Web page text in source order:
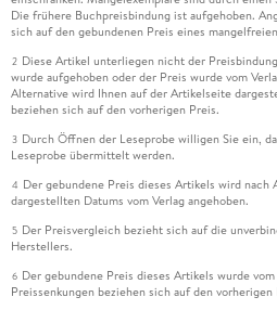
Die frühere Buchpreisbindung ist aufgehoben.
sich auf den gebundenen Preis eines
2 Diese Artikel unterliegen nicht der
wurde aufgehoben oder der Preis wurde vom
Alternative wird Ihnen auf der Artikelseite
beziehen sich auf den vorherigen Preis.
3 Durch Öffnen der Leseprobe willigen Sie ein,
Leseprobe übermittelt werden.
4 Der gebundene Preis dieses Artikels wird nach
dargestellten Datums vom Verlag angehoben.
5 Der Preisvergleich bezieht sich auf die
Herstellers.
6 Der gebundene Preis dieses Artikels wurde
Preissenkungen beziehen sich auf den vorherigen